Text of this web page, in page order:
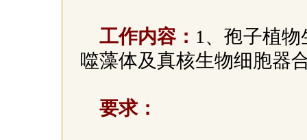
工作内容： 1、孢子植
噬藻体及真核生物细胞器
要求：